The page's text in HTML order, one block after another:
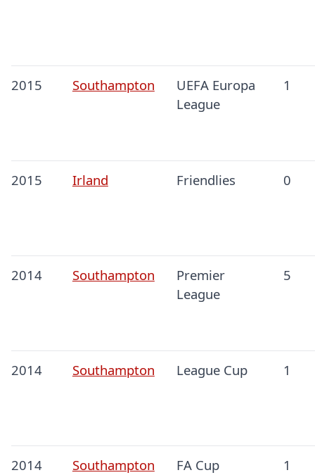
2015 Southampton
UEFA Europa
League
1
2015 Irland Friendlies 0
2014 Southampton
Premier
League
5
2014 Southampton League Cup 1
2014 Southampton FA Cup 1